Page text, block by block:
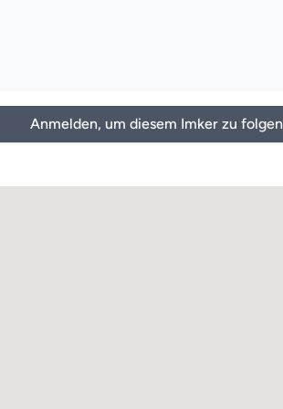
Anmelden, um diesem Imker zu folgen